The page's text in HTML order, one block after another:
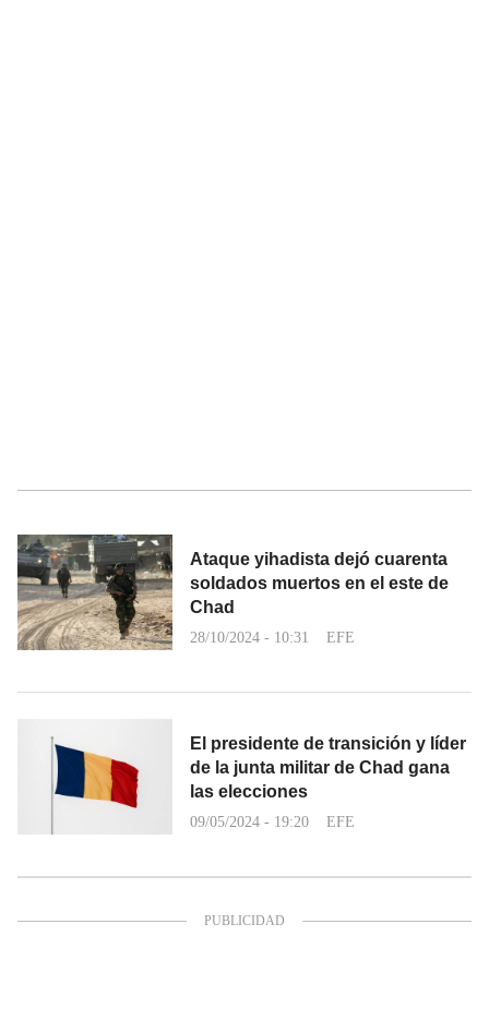
Ataque yihadista dejó cuarenta
soldados muertos en el este de
Chad
28/10/2024 - 10:31 EFE
El presidente de transición y líder
de la junta militar de Chad gana
las elecciones
09/05/2024 - 19:20 EFE